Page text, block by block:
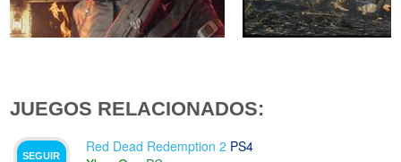
JUEGOS RELACIONADOS:
SEGUIR
Red Dead Redemption 2 PS4